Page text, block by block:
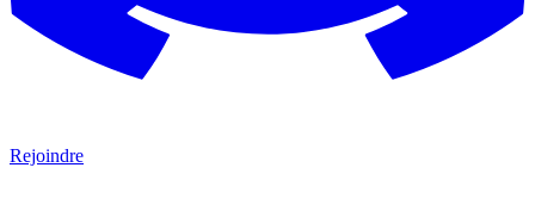
Rejoindre